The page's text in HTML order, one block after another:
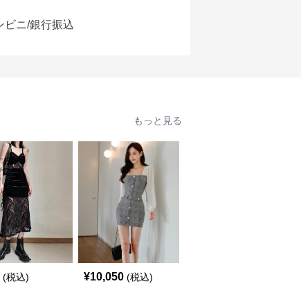
ビニ/銀行振込
もっと見る
(税込) ¥10,050 (税込)